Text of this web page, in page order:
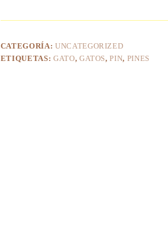
CATEGORÍA: UNCATEGORIZED
ETIQUETAS: GATO, GATOS,PIN, PINES